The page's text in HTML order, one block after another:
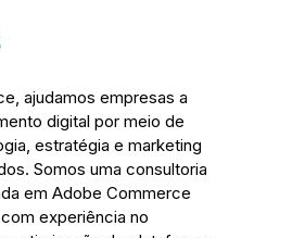
ajudamos empresas a
digital por meio de
estratégia e marketing
Somos uma consultoria
em Adobe Commerce
experiência no